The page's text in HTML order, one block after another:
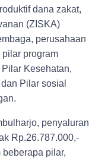
dana zakat,
(ZISKA)
perusahaan
program
Kesehatan,
Pilar sosial
penyaluran
Rp.26.787.000,-
pilar,